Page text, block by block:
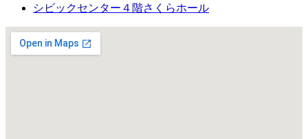
シビックセンター４階さくらホール